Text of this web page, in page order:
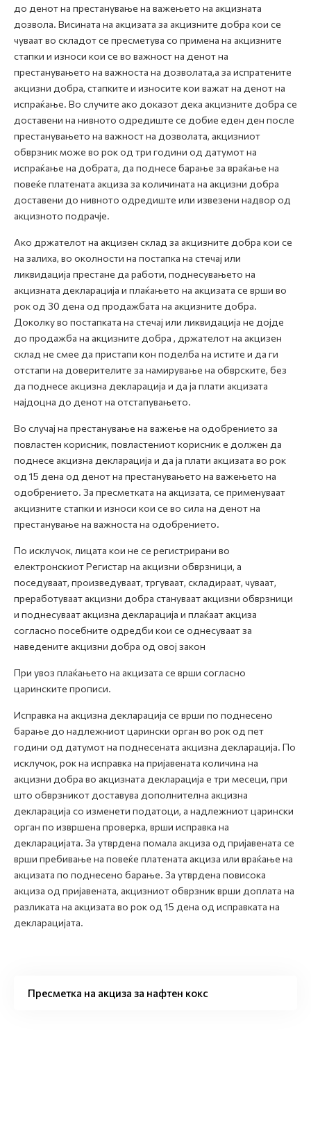
до денот на престанување на важењето на акцизната
дозвола. Висината на акцизата за акцизните добра кои се
чуваат во складот се пресметува со примена на акцизните
стапки и износи кои се во важност на денот на
престанувањето на важноста на дозволата,а за испратените
акцизни добра, стапките и износите кои важат на денот на
испраќање. Во случите ако доказот дека акцизните добра се
доставени на нивното одредиште се добие еден ден после
престанувањето на важност на дозволата, акцизниот
обврзник може во рок од три години од датумот на
испраќање на добрата, да поднесе барање за враќање на
повеќе платената акциза за количината на акцизни добра
доставени до нивното одредиште или извезени надвор од
акцизното подрачје.
Ако држателот на акцизен склад за акцизните добра кои се
на залиха, во околности на постапка на стечај или
ликвидација престане да работи, поднесувањето на
акцизната декларација и плаќањето на акцизата се врши во
рок од 30 дена од продажбата на акцизните добра.
Доколку во постапката на стечај или ликвидација не дојде
до продажба на акцизните добра , држателот на акцизен
склад не смее да пристапи кон поделба на истите и да ги
отстапи на доверителите за намирување на обврските, без
да поднесе акцизна декларација и да ја плати акцизата
најдоцна до денот на отстапувањето.
Во случај на престанување на важење на одобрението за
повластен корисник, повластениот корисник е должен да
поднесе акцизна декларација и да ја плати акцизата во рок
од 15 дена од денот на престанувањето на важењето на
одобрението. За пресметката на акцизата, се применуваат
акцизните стапки и износи кои се во сила на денот на
престанување на важноста на одобрението.
По исклучок, лицата кои не се регистрирани во
електронскиот Регистар на акцизни обврзници, а
поседуваат, произведуваат, тргуваат, складираат, чуваат,
преработуваат акцизни добра стануваат акцизни обврзници
и поднесуваат акцизна декларација и плаќаат акциза
согласно посебните одредби кои се однесуваат за
наведените акцизни добра од овој закон
При увоз плаќањето на акцизата се врши согласно
царинските прописи.
Исправка на акцизна декларација се врши по поднесено
барање до надлежниот царински орган во рок од пет
години од датумот на поднесената акцизна декларација. По
исклучок, рок на исправка на пријавената количина на
акцизни добра во акцизната декларација е три месеци, при
што обврзникот доставува дополнителна акцизна
декларација со изменети податоци, а надлежниот царински
орган по извршена проверка, врши исправка на
декларацијата. За утврдена помала акциза од пријавената се
врши пребивање на повеќе платената акциза или враќање на
акцизата по поднесено барање. За утврдена повисока
акциза од пријавената, акцизниот обврзник врши доплата на
разликата на акцизата во рок од 15 дена од исправката на
декларацијата.
Пресметка на акциза за нафтен кокс